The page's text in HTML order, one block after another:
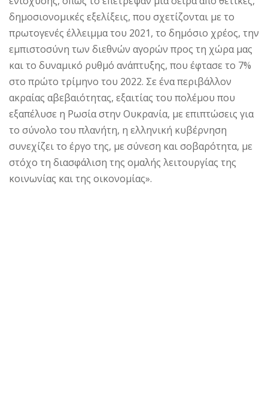
δημοσιονομικές εξελίξεις, που σχετίζονται με το
πρωτογενές έλλειμμα του 2021, το δημόσιο χρέος, την
εμπιστοσύνη των διεθνών αγορών προς τη χώρα μας
και το δυναμικό ρυθμό ανάπτυξης, που έφτασε το 7%
στο πρώτο τρίμηνο του 2022. Σε ένα περιβάλλον
ακραίας αβεβαιότητας, εξαιτίας του πολέμου που
εξαπέλυσε η Ρωσία στην Ουκρανία, με επιπτώσεις για
το σύνολο του πλανήτη, η ελληνική κυβέρνηση
συνεχίζει το έργο της, με σύνεση και σοβαρότητα, με
στόχο τη διασφάλιση της ομαλής λειτουργίας της
κοινωνίας και της οικονομίας».